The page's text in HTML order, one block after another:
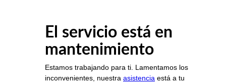
El servicio está en
mantenimiento
Estamos trabajando para ti. Lamentamos los
inconvenientes, nuestra asistencia está a tu